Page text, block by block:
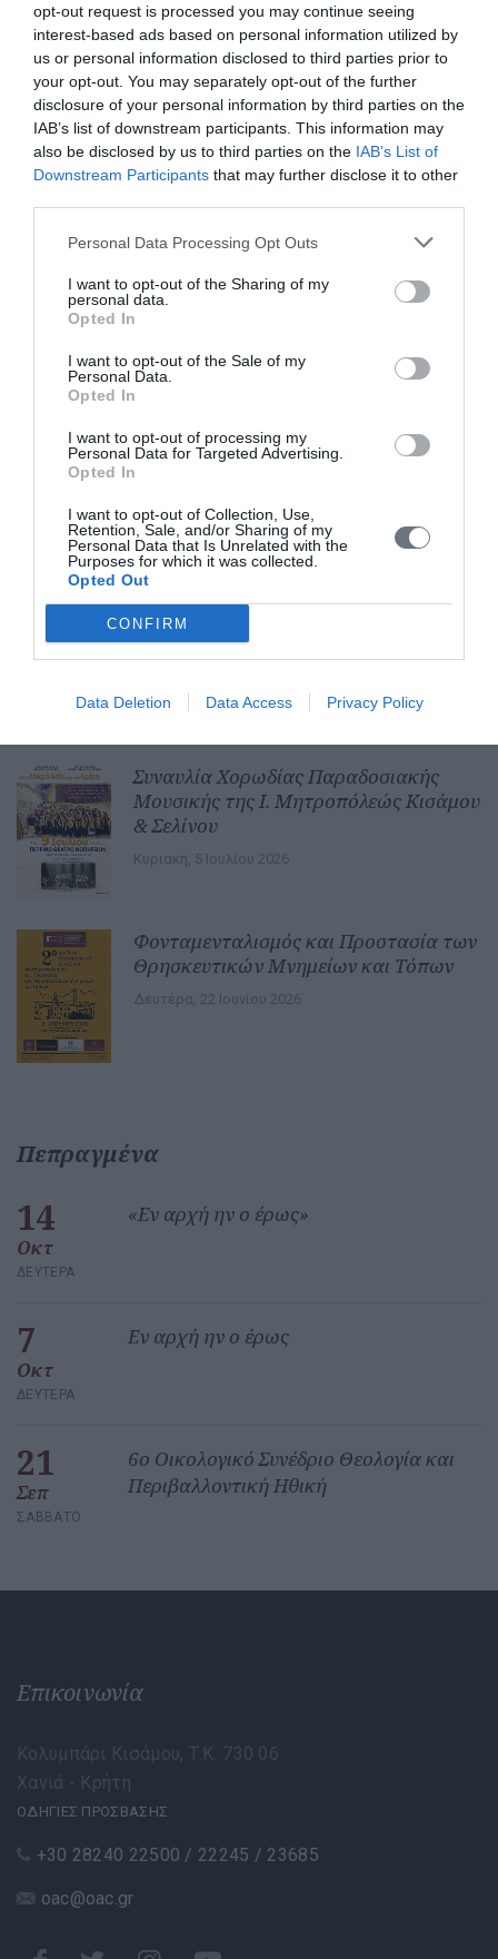
opt-out request is processed you may continue seeing
interest-based ads based on personal information utilized by
us or personal information disclosed to third parties prior to
your opt-out. You may separately opt-out of the further
disclosure of your personal information by third parties on the
IAB’s list of downstream participants. This information may
also be disclosed by us to third parties on the IAB’s List of
Downstream Participants that may further disclose it to other
Personal Data Processing Opt Outs
I want to opt-out of the Sharing of my
personal data.
Opted In
I want to opt-out of the Sale of my
Personal Data.
Opted In
I want to opt-out of processing my
Personal Data for Targeted Advertising.
Opted In
I want to opt-out of Collection, Use,
Retention, Sale, and/or Sharing of my
Personal Data that Is Unrelated with the
Purposes for which it was collected.
Opted Out
CONFIRM
Data Deletion Data Access Privacy Policy
Ενημερωτικά Δελτία
ΜΕΓΑΣ ΕΣΠΕΡΙΝΟΣ ΕΟΡΤΗΣ ΤΗΣ
ΜΕΤΑΜΟΡΦΩΣΕΩΣ ΣΤΟ
ΕΥΡΩΜΕΣΟΓΕΙΑΚΟ ΚΕΝΤΡΟ
Συναυλία Χορωδίας Παραδοσιακής
Μουσικής της Ι. Μητροπόλεώς Κισάμου
& Σελίνου
Κυριακή, 5 Ιουλίου 2026
Φονταμενταλισμός και Προστασία των
Θρησκευτικών Μνημείων και Τόπων
Δευτέρα, 22 Ιουνίου 2026
Πεπραγμένα
14
Οκτ
ΔΕΥΤΈΡΑ
«Εν αρχή ην ο έρως»
7
Οκτ
ΔΕΥΤΈΡΑ
Εν αρχή ην ο έρως
21
Σεπ
ΣΆΒΒΑΤΟ
6ο Οικολογικό Συνέδριο Θεολογία και
Περιβαλλοντική Ηθική
Επικοινωνία
Κολυμπάρι Κισάμου, Τ.Κ. 730 06
Χανιά - Κρήτη
ΟΔΗΓΙΕΣ ΠΡΟΣΒΑΣΗΣ
+30 28240 22500 / 22245 / 23685
oac@oac.gr